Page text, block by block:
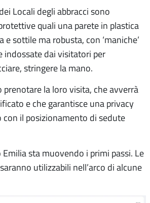
Locali degli abbracci sono
quali una parete in plastica
e sottile ma robusta, con ‘maniche’
indossate dai visitatori per
stringere la mano.
la loro visita, che avverrà
e che garantisce una privacy
con il posizionamento di sedute
Emilia sta muovendo i primi passi. Le
utilizzabili nell’arco di alcune